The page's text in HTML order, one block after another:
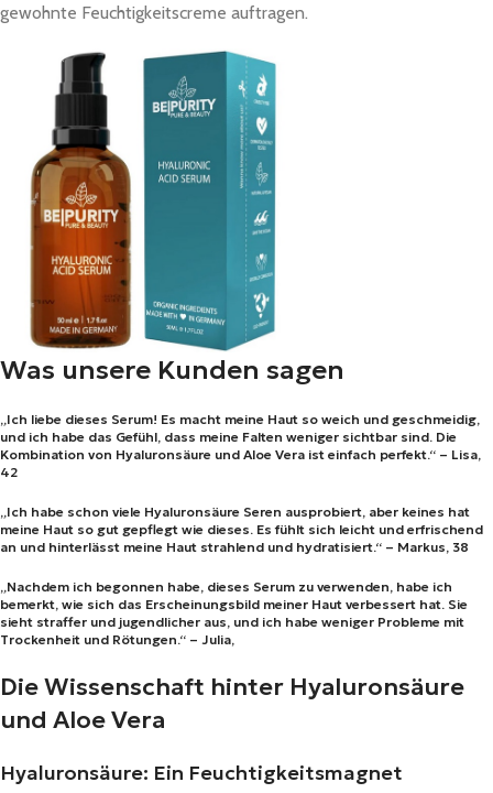
gewohnte Feuchtigkeitscreme auftragen.
Was unsere Kunden sagen
„Ich liebe dieses Serum! Es macht meine Haut so weich und geschmeidig,
und ich habe das Gefühl, dass meine Falten weniger sichtbar sind. Die
Kombination von Hyaluronsäure und Aloe Vera ist einfach perfekt.“ – Lisa,
42
„Ich habe schon viele Hyaluronsäure Seren ausprobiert, aber keines hat
meine Haut so gut gepflegt wie dieses. Es fühlt sich leicht und erfrischend
an und hinterlässt meine Haut strahlend und hydratisiert.“ – Markus, 38
„Nachdem ich begonnen habe, dieses Serum zu verwenden, habe ich
bemerkt, wie sich das Erscheinungsbild meiner Haut verbessert hat. Sie
sieht straffer und jugendlicher aus, und ich habe weniger Probleme mit
Trockenheit und Rötungen.“ – Julia,
Die Wissenschaft hinter Hyaluronsäure
und Aloe Vera
Hyaluronsäure: Ein Feuchtigkeitsmagnet